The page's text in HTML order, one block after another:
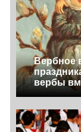
Вербное
вербы